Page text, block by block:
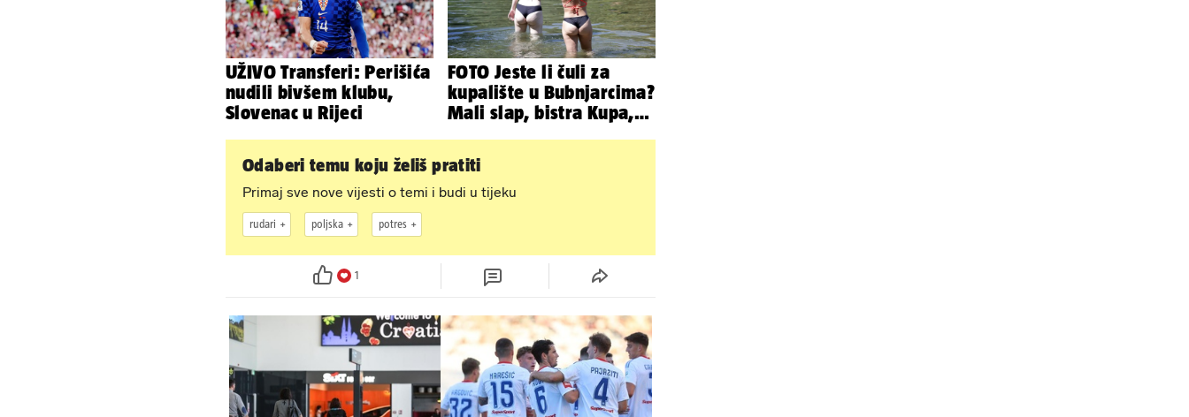
UŽIVO Transferi: Perišića
nudili bivšem klubu,
Slovenac u Rijeci
FOTO Jeste li čuli za
kupalište u Bubnjarcima?
Mali slap, bistra Kupa,
idila!
Odaberi temu koju želiš pratiti
Primaj sve nove vijesti o temi i budi u tijeku
rudari poljska potres
1